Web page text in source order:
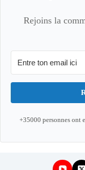
Rejoins la
+35000 personnes ont